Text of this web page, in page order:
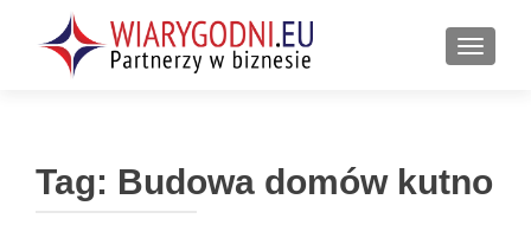
Tag: Budowa domów kutno